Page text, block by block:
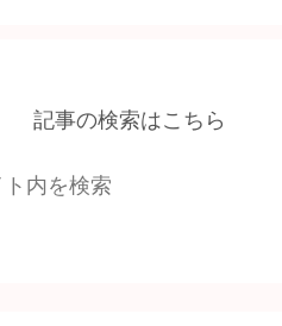
記事の検索はこちら